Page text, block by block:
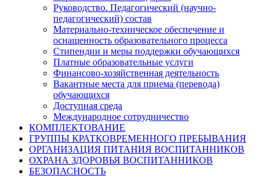
Руководство. Педагогический (научно-
педагогический) состав
Материально-техническое обеспечение и
оснащенность образовательного процесса
Стипендии и меры поддержки обучающихся
Платные образовательные услуги
Финансово-хозяйственная деятельность
Вакантные места для приема (перевода)
обучающихся
Доступная среда
Международное сотрудничество
КОМПЛЕКТОВАНИЕ
ГРУППЫ КРАТКОВРЕМЕННОГО ПРЕБЫВАНИЯ
ОРГАНИЗАЦИЯ ПИТАНИЯ ВОСПИТАННИКОВ
ОХРАНА ЗДОРОВЬЯ ВОСПИТАННИКОВ
БЕЗОПАСНОСТЬ